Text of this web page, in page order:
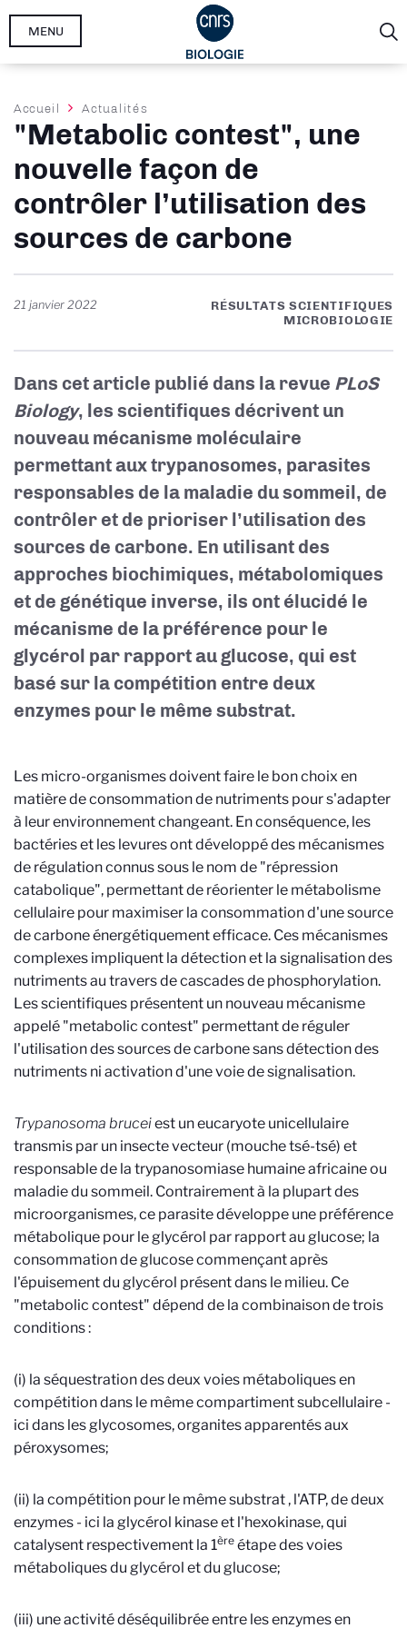
Aller
MENU
Fil
d'Ariane
Accueil Actualités
"Metabolic contest", une
nouvelle façon de
contrôler l’utilisation des
sources de carbone
21 janvier 2022
RÉSULTATS SCIENTIFIQUES
MICROBIOLOGIE
Dans cet article publié dans la revue PLoS
Biology, les scientifiques décrivent un
nouveau mécanisme moléculaire
permettant aux trypanosomes, parasites
responsables de la maladie du sommeil, de
contrôler et de prioriser l’utilisation des
sources de carbone. En utilisant des
approches biochimiques, métabolomiques
et de génétique inverse, ils ont élucidé le
mécanisme de la préférence pour le
glycérol par rapport au glucose, qui est
basé sur la compétition entre deux
enzymes pour le même substrat.
Les micro-organismes doivent faire le bon choix en
matière de consommation de nutriments pour s'adapter
à leur environnement changeant. En conséquence, les
bactéries et les levures ont développé des mécanismes
de régulation connus sous le nom de "répression
catabolique", permettant de réorienter le métabolisme
cellulaire pour maximiser la consommation d'une source
de carbone énergétiquement efficace. Ces mécanismes
complexes impliquent la détection et la signalisation des
nutriments au travers de cascades de phosphorylation.
Les scientifiques présentent un nouveau mécanisme
appelé "metabolic contest" permettant de réguler
l'utilisation des sources de carbone sans détection des
nutriments ni activation d'une voie de signalisation.
Trypanosoma bruceiest un eucaryote unicellulaire
transmis par un insecte vecteur (mouche tsé-tsé) et
responsable de la trypanosomiase humaine africaine ou
maladie du sommeil. Contrairement à la plupart des
microorganismes, ce parasite développe une préférence
métabolique pour le glycérol par rapport au glucose; la
consommation de glucose commençant après
l'épuisement du glycérol présent dans le milieu. Ce
"metabolic contest" dépend de la combinaison de trois
conditions :
(i) la séquestration des deux voies métaboliques en
compétition dans le même compartiment subcellulaire -
ici dans les glycosomes, organites apparentés aux
péroxysomes;
(ii) la compétition pour le même substrat , l'ATP, de deux
enzymes - ici la glycérol kinase et l'hexokinase, qui
catalysent respectivement la 1ère étape des voies
métaboliques du glycérol et du glucose;
(iii) une activité déséquilibrée entre les enzymes en